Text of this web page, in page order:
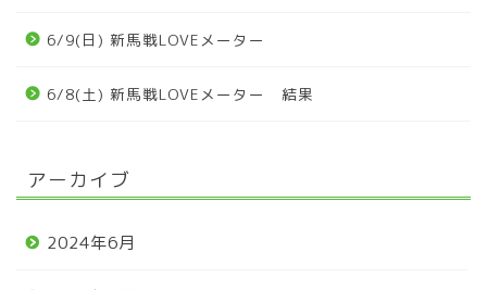
6/9(日) 新馬戦LOVEメーター
6/8(土) 新馬戦LOVEメーター 結果
アーカイブ
2024年6月